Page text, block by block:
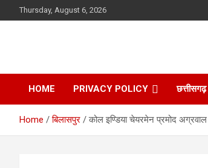
to
Thursday, August 6, 2026
HOME PRIVACY POLICY छत्तीसगढ़
Home बिलासपुर कोल इण्डिया चेयरमेन प्रमोद